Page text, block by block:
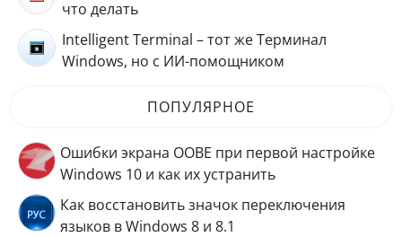
что делать
Intelligent Terminal – тот же Терминал
Windows, но с ИИ-помощником
ПОПУЛЯРНОЕ
Ошибки экрана OOBE при первой настройке
Windows 10 и как их устранить
Как восстановить значок переключения
языков в Windows 8 и 8.1